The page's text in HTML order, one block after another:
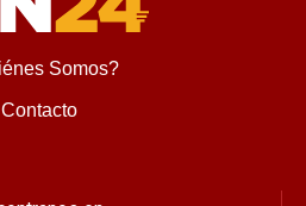
Somos?
Contacto